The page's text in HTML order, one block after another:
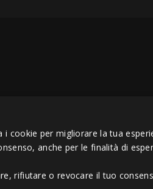
Copyright © 2006 - 2023 -
i cookie per migliorare la tua
anche per le finalità di
rifiutare o revocare il tuo